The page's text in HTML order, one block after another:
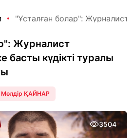
"Ұсталған болар": Журналист
Журналист
басты күдікті туралы
Мөлдір ҚАЙНАР
3504